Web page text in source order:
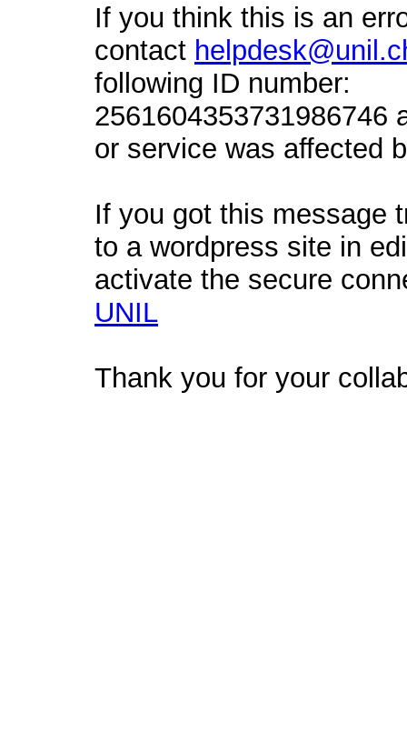
If you think this is an
contact
following ID number:
2561604353731986746
or service was affected
If you got this message
to a wordpress site in
activate the secure
UNIL
Thank you for your